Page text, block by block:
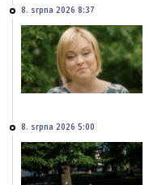
8. srpna 2026 8:37
8. srpna 2026 5:00